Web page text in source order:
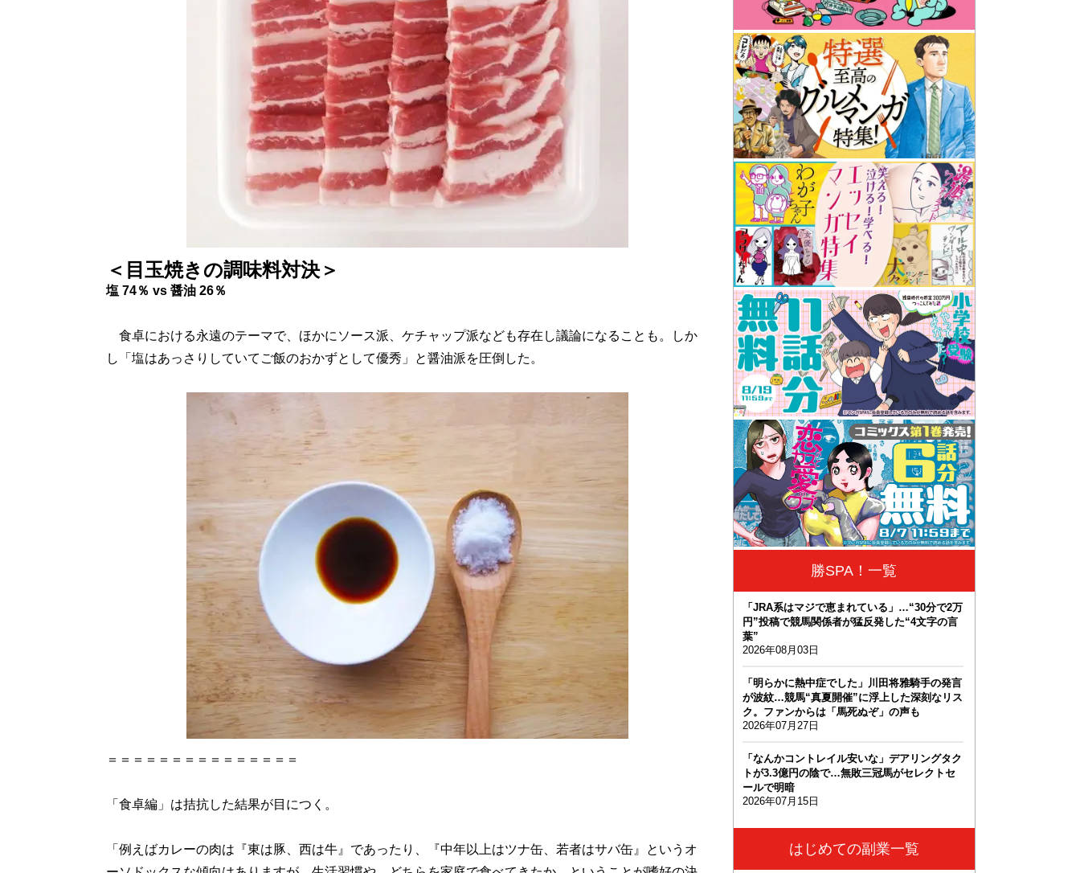
＜目玉焼きの調味料対決＞
塩 74％ vs 醤油 26％
食卓における永遠のテーマで、ほかにソース派、ケチャップ派なども存在し議論になることも。しか
し「塩はあっさりしていてご飯のおかずとして優秀」と醤油派を圧倒した。
＝＝＝＝＝＝＝＝＝＝＝＝＝＝＝
「食卓編」は拮抗した結果が目につく。
「例えばカレーの肉は『東は豚、西は牛』であったり、『中年以上はツナ缶、若者はサバ缶』というオ
勝SPA！一覧
「JRA系はマジで恵まれている」…“30分で2万
円”投稿で競馬関係者が猛反発した“4文字の言
葉”
2026年08月03日
「明らかに熱中症でした」川田将雅騎手の発言
が波紋…競馬“真夏開催”に浮上した深刻なリス
ク。ファンからは「馬死ぬぞ」の声も
2026年07月27日
「なんかコントレイル安いな」デアリングタク
トが3.3億円の陰で…無敗三冠馬がセレクトセ
ールで明暗
2026年07月15日
はじめての副業一覧